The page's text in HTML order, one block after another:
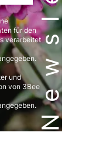
für den
verarbeitet
und
von 3Bee